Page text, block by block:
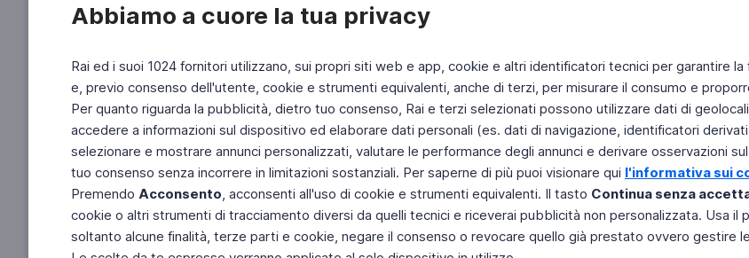
Abbiamo a cuore la tua privacy
Rai ed i suoi 1024 fornitori utilizzano, sui propri siti web e app, cookie e altri identificatori tecnici per garantire
e, previo consenso dell'utente, cookie e strumenti equivalenti, anche di terzi, per misurare il consumo e
Per quanto riguarda la pubblicità, dietro tuo consenso, Rai e terzi selezionati possono utilizzare dati di
accedere a informazioni sul dispositivo ed elaborare dati personali (es. dati di navigazione, identificatori
selezionare e mostrare annunci personalizzati, valutare le performance degli annunci e derivare osservazioni
tuo consenso senza incorrere in limitazioni sostanziali. Per saperne di più puoi visionare qui l'informativa sui
Premendo Acconsento, acconsenti all'uso di cookie e strumenti equivalenti. Il tasto Continua senza
cookie o altri strumenti di tracciamento diversi da quelli tecnici e riceverai pubblicità non personalizzata. Usa il
soltanto alcune finalità, terze parti e cookie, negare il consenso o revocare quello già prestato ovvero gestire
Fai di Televideo la tua Home Page Chi Siamo
Copyright © 2011 Rai - Tutti i diritti riservati
Engineered by RAI - Reti e Piattaforme